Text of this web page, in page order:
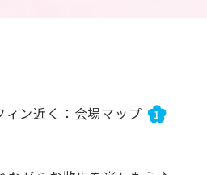
ィン近く：会場マップ
1